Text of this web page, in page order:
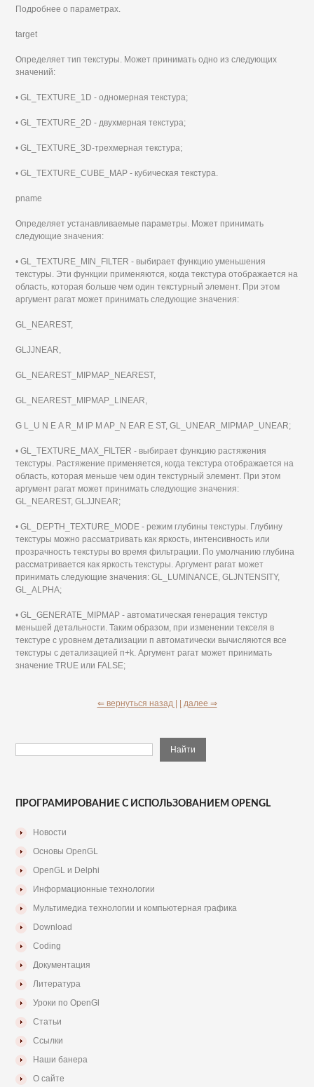
Подробнее о параметрах.
target
Определяет тип текстуры. Может принимать одно из следующих
значений:
• GL_TEXTURE_1D - одномерная текстура;
• GL_TEXTURE_2D - двухмерная текстура;
• GL_TEXTURE_3D-трехмерная текстура;
• GL_TEXTURE_CUBE_MAP - кубическая текстура.
pname
Определяет устанавливаемые параметры. Может принимать
следующие значения:
• GL_TEXTURE_MIN_FILTER - выбирает функцию уменьшения
текстуры. Эти функции применяются, когда текстура отображается на
область, которая больше чем один текстурный элемент. При этом
аргумент рагат может принимать следующие значения:
GL_NEAREST,
GLJJNEAR,
GL_NEAREST_MIPMAP_NEAREST,
GL_NEAREST_MIPMAP_LINEAR,
G L_U N Е A R_M IP M AP_N EAR E ST, GL_UNEAR_MIPMAP_UNEAR;
• GL_TEXTURE_MAX_FILTER - выбирает функцию растяжения
текстуры. Растяжение применяется, когда текстура отображается на
область, которая меньше чем один текстурный элемент. При этом
аргумент рагат может принимать следующие значения:
GL_NEAREST, GLJJNEAR;
• GL_DEPTH_TEXTURE_MODE - режим глубины текстуры. Глубину
текстуры можно рассматривать как яркость, интенсивность или
прозрачность текстуры во время фильтрации. По умолчанию глубина
рассматривается как яркость текстуры. Аргумент рагат может
принимать следующие значения: GL_LUMINANCE, GLJNTENSITY,
GL_ALPHA;
• GL_GENERATE_MIPMAP - автоматическая генерация текстур
меньшей детальности. Таким образом, при изменении текселя в
текстуре с уровнем детализации п автоматически вычисляются все
текстуры с детализацией п+k. Аргумент рагат может принимать
значение TRUE или FALSE;
⇐ вернуться назад | | далее ⇒
ПРОГРАМИРОВАНИЕ С ИСПОЛЬЗОВАНИЕМ OPENGL
Новости
Основы OpenGL
OpenGL и Delphi
Информационные технологии
Мультимедиа технологии и компьютерная графика
Download
Coding
Документация
Литература
Уроки по OpenGl
Статьи
Ссылки
Наши банера
О сайте